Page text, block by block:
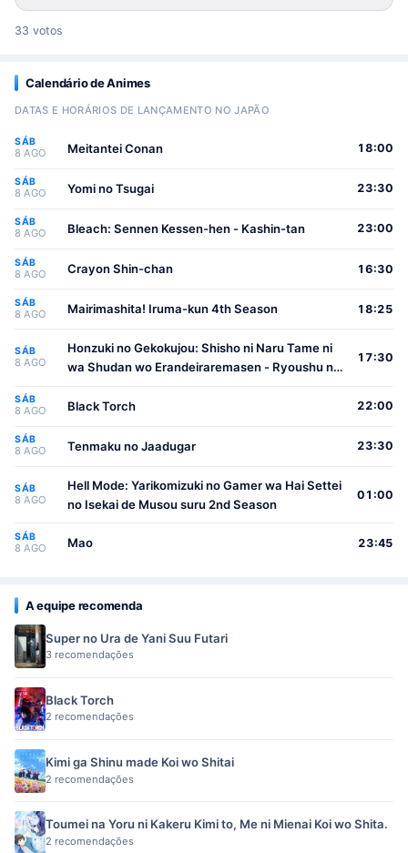
33 votos
Calendário de Animes
DATAS E HORÁRIOS DE LANÇAMENTO NO JAPÃO
SÁB
8 AGO Meitantei Conan 18:00
SÁB
8 AGO Yomi no Tsugai 23:30
SÁB
8 AGO Bleach: Sennen Kessen-hen - Kashin-tan 23:00
SÁB
8 AGO Crayon Shin-chan 16:30
SÁB
8 AGO Mairimashita! Iruma-kun 4th Season 18:25
SÁB
8 AGO
Honzuki no Gekokujou: Shisho ni Naru Tame ni
wa Shudan wo Erandeiraremasen - Ryoushu no
17:30
SÁB
8 AGO Black Torch 22:00
SÁB
8 AGO Tenmaku no Jaadugar 23:30
SÁB
8 AGO
Hell Mode: Yarikomizuki no Gamer wa Hai Settei
no Isekai de Musou suru 2nd Season
01:00
SÁB
8 AGO Mao 23:45
A equipe recomenda
Super no Ura de Yani Suu Futari
3 recomendações
Black Torch
2 recomendações
Kimi ga Shinu made Koi wo Shitai
2 recomendações
Toumei na Yoru ni Kakeru Kimi to, Me ni Mienai Koi wo Shita.
2 recomendações